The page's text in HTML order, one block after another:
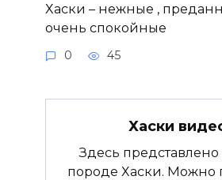
Хаски – нежные ,
очень спокойные
0 45
Хаски
Здесь
породе Хаски. Можно